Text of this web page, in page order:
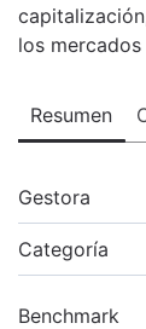
los
Resumen
Gestora
Categoría
Benchmark